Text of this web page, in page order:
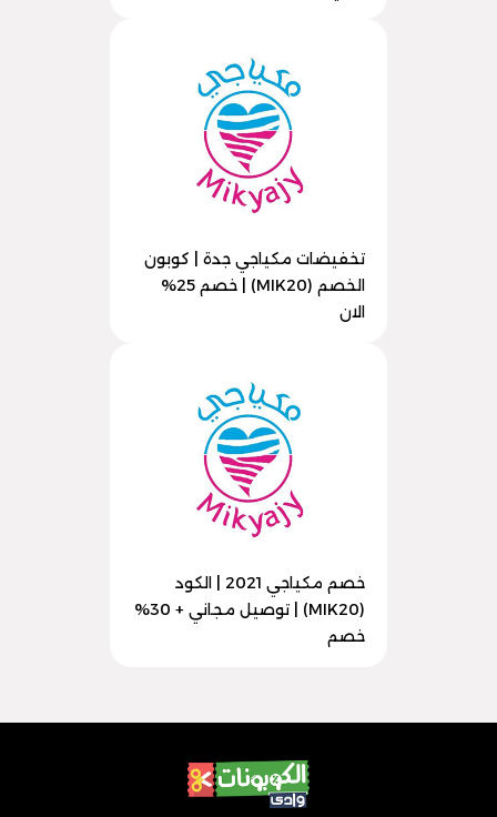
تخفيضات مكياجي جدة | كوبون
الخصم (MIK20) | خصم 25%
الان
خصم مكياجي 2021 | الكود
(MIK20) | توصيل مجاني + 30%
خصم